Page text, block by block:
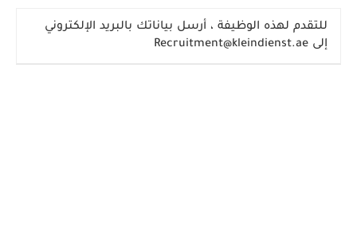
للتقدم لهذه الوظيفة ، أرسل بياناتك بالبريد الإلكتروني
إلى Recruitment@kleindienst.ae